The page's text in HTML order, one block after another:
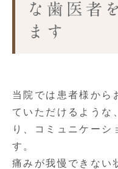
な歯医者
ます
当院では患者様から
ていただけるような
り、コミュニケーシ
す。
痛みが我慢できない